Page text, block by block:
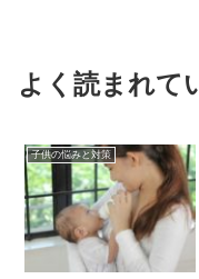
よく読まれて
子供の悩みと対策